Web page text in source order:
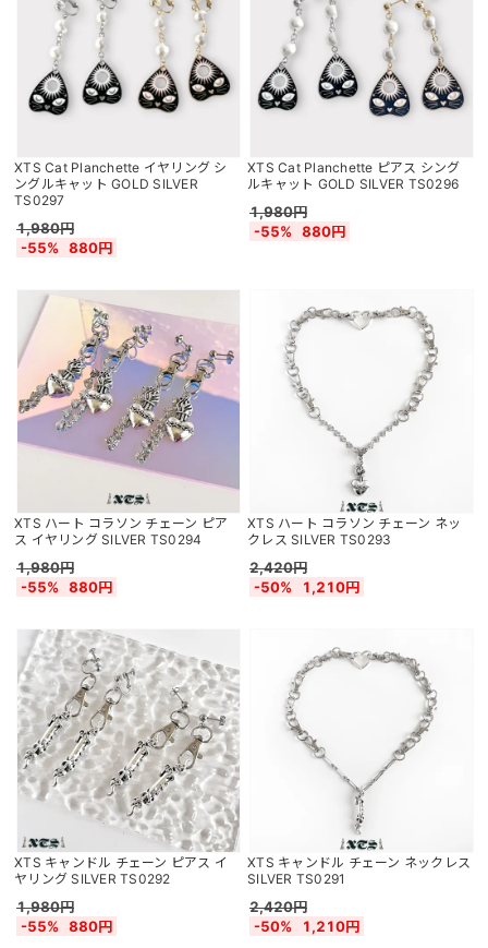
XTS Cat Planchette イヤリング シ
ングルキャット GOLD SILVER
TS0297
1,980円
-55%
880円
XTS Cat Planchette ピアス シング
ルキャット GOLD SILVER TS0296
1,980円
-55%
880円
XTS ハート コラソン チェーン ピア
ス イヤリング SILVER TS0294
1,980円
-55%
880円
XTS ハート コラソン チェーン ネッ
クレス SILVER TS0293
2,420円
-50%
1,210円
XTS キャンドル チェーン ピアス イ
ヤリング SILVER TS0292
1,980円
-55%
880円
XTS キャンドル チェーン ネックレス
SILVER TS0291
2,420円
-50%
1,210円